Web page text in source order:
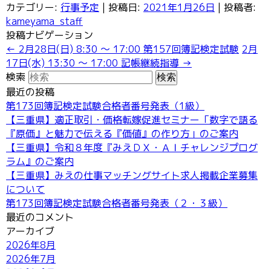
検定試験
各種共済制度
各種書類のダウンロード
お問い合わせ
カテゴリー: 行事予定 | 投稿日: 2021年1月26日 | 投稿者:
kameyama_staff
投稿ナビゲーション
← 2月28日(日) 8:30 ～ 17:00 第157回簿記検定試験 2月
17日(水) 13:30 ～ 17:00 記帳継続指導 →
検索
最近の投稿
第173回簿記検定試験合格者番号発表（1級）
【三重県】適正取引・価格転嫁促進セミナー「数字で語る
『原価』と魅力で伝える『価値』の作り方」のご案内
【三重県】令和８年度『みえＤＸ・ＡＩチャレンジプログ
ラム』のご案内
【三重県】みえの仕事マッチングサイト求人掲載企業募集
について
第173回簿記検定試験合格者番号発表（２・３級）
最近のコメント
アーカイブ
2026年8月
2026年7月